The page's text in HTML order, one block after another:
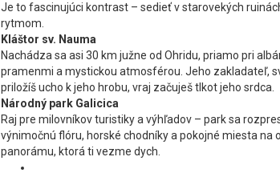
Je to fascinujúci kontrast – sedieť v starovekých
rytmom.
Kláštor sv. Nauma
Nachádza sa asi 30 km južne od Ohridu, priamo pri
pramenmi a mystickou atmosférou. Jeho zakladateľ,
priložíš ucho k jeho hrobu, vraj začuješ tlkot jeho srdca.
Národný park Galicica
Raj pre milovníkov turistiky a výhľadov – park sa
výnimočnú flóru, horské chodníky a pokojné miesta na
panorámu, ktorá ti vezme dych.